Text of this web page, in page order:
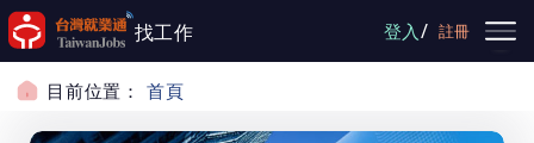
跳到主要內容
找工作 登入/ 註冊
目前位置： 首頁